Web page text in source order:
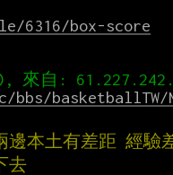
6316/box-score
basketballTW/
邊本土有差距 經驗
去